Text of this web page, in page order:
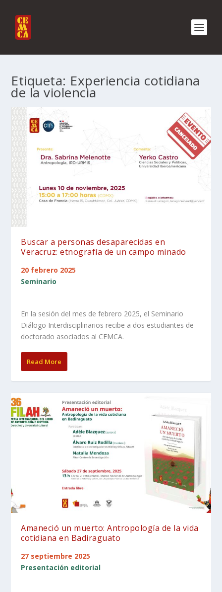
Etiqueta: Experiencia cotidiana
de la violencia
Buscar a personas desaparecidas en
Veracruz: etnografía de un campo minado
20 febrero 2025
Seminario
En la sesión del mes de febrero 2025, el Seminario
Diálogo Interdisciplinarios recibe a dos estudiantes de
doctorado asociados al CEMCA.
Read More
Amaneció un muerto: Antropología de la vida
cotidiana en Badiraguato
27 septiembre 2025
Presentación editorial